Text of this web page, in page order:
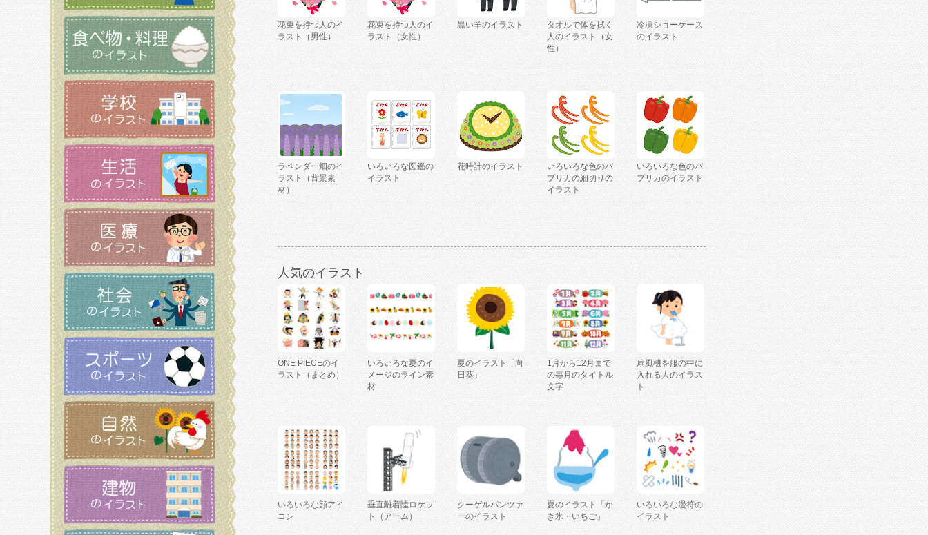
花束を持つ人のイ
ラスト（男性）
花束を持つ人のイ
ラスト（女性）
黒い羊のイラスト
タオルで体を拭く
人のイラスト（女
性）
冷凍ショーケース
のイラスト
ラベンダー畑のイ
ラスト（背景素
材）
いろいろな図鑑の
イラスト
花時計のイラスト
いろいろな色のパ
プリカの細切りの
イラスト
いろいろな色のパ
プリカのイラスト
人気のイラスト
ONE PIECEのイ
ラスト（まとめ）
いろいろな夏のイ
メージのライン素
材
夏のイラスト「向
日葵」
1月から12月まで
の毎月のタイトル
文字
扇風機を服の中に
入れる人のイラス
ト
いろいろな顔アイ
コン
垂直離着陸ロケッ
ト（アーム）
クーゲルパンツァ
ーのイラスト
夏のイラスト「か
き氷・いちご」
いろいろな漫符の
イラスト